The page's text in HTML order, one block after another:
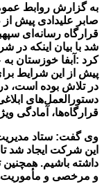
به گزارش روابط
صابر علیدادی پیش
قرارگاه رسانه‌ای
شد با بیان اینکه در
کرد : آبفا خوزستان به
پیش از این شرایط
در تلاش بوده است،
دستورالعمل‌های
قرارگاه‌ها، آمادگی
وی گفت: ستاد
این شرکت ایجاد شد تا
داشته باشیم. همچنین
و مرخصی و